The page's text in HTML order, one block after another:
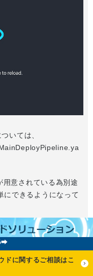
いては、
意されている為別途
にできるようになって
ドに関するご相談はこ